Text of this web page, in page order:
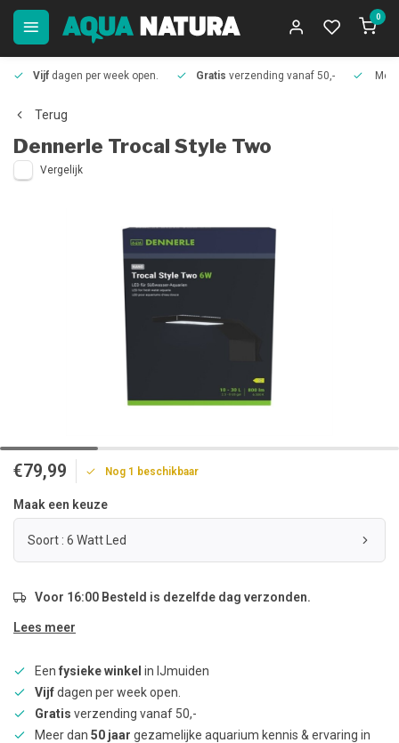
0
Vijf dagen per week open. Gratis verzending vanaf 50,-
Terug
Dennerle Trocal Style Two
Vergelijk
€79,99 Nog 1 beschikbaar
Maak een keuze
Soort : 6 Watt Led
Voor 16:00 Besteld is dezelfde dag verzonden.
Lees meer
Een fysieke winkel in IJmuiden
Vijfdagen per week open.
Gratis verzending vanaf 50,-
Meer dan 50 jaar gezamelijke aquarium kennis & ervaring in